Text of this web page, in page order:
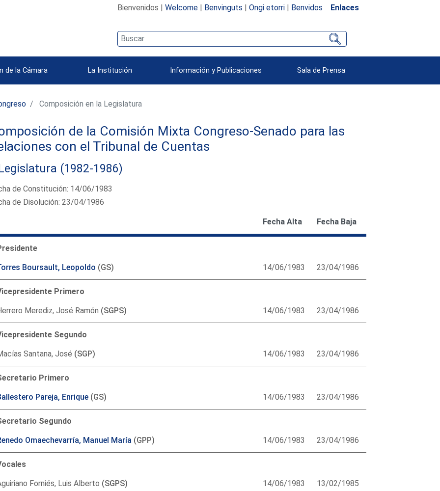
Bienvenidos | Welcome| Benvinguts | Ongi etorri| Benvidos Enlaces
de la Cámara La Institución Información y Publicaciones Sala de Prensa
Composición en la Legislatura
de la Comisión Mixta Congreso-Senado para las
con el Tribunal de Cuentas
(1982-1986)
de Constitución: 14/06/1983
de Disolución: 23/04/1986
Fecha Alta Fecha Baja
Boursault, Leopoldo (GS) 14/06/1983 23/04/1986
Primero
Merediz, José Ramón (SGPS) 14/06/1983 23/04/1986
Segundo
Santana, José (SGP) 14/06/1983 23/04/1986
Primero
Pareja, Enrique(GS) 14/06/1983 23/04/1986
Segundo
Omaechevarría, Manuel María (GPP) 14/06/1983 23/04/1986
Forniés, Luis Alberto (SGPS) 14/06/1983 13/02/1985